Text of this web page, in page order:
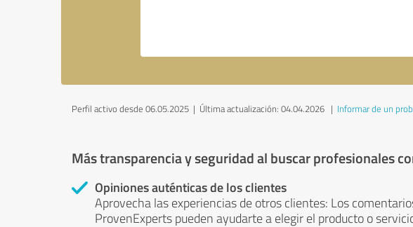
Perfil activo desde 06.05.2025 | Última actualización: 04.04.2026 | Informar de un
Más transparencia y seguridad al buscar profesionales
Opiniones auténticas de los clientes
Aprovecha las experiencias de otros clientes: Los
ProvenExperts pueden ayudarte a elegir el producto o